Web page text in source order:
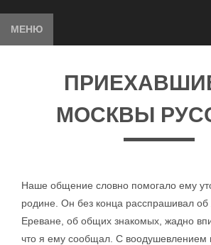
МЕНЮ
МОСКВЫ
Наше общение словно помогало ему
родине. Он без конца расспрашивал
Ереване, об общих знакомых, жадно
что я ему сообщал. С воодушевлением